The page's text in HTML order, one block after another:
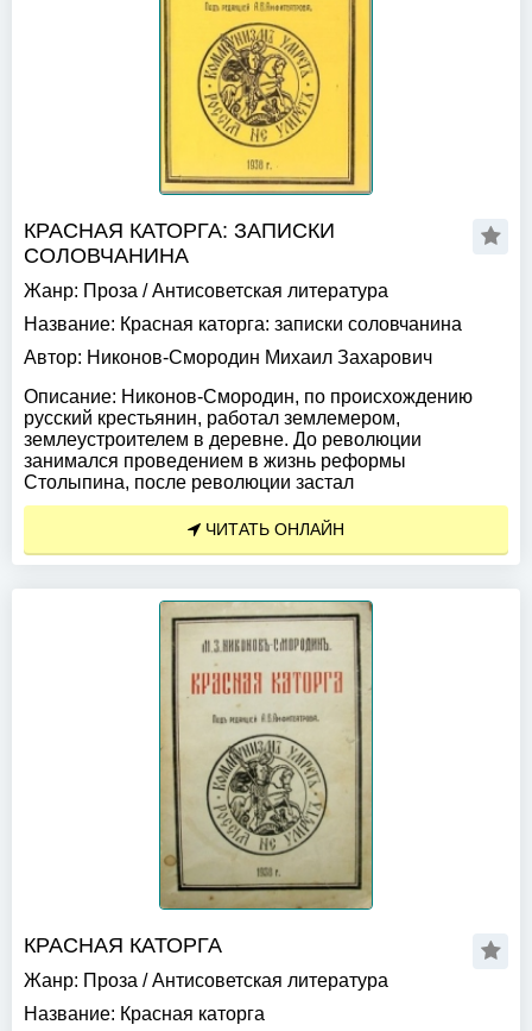
КРАСНАЯ КАТОРГА: ЗАПИСКИ
СОЛОВЧАНИНА
Жанр: Проза /Антисоветская литература
Название: Красная каторга: записки соловчанина
Автор: Никонов-Смородин Михаил Захарович
Описание: Никонов-Смородин, по происхождению
русский крестьянин, работал землемером,
землеустроителем в деревне. До революции
занимался проведением в жизнь реформы
Столыпина, после революции застал
ЧИТАТЬ ОНЛАЙН
КРАСНАЯ КАТОРГА
Жанр: Проза /Антисоветская литература
Название: Красная каторга